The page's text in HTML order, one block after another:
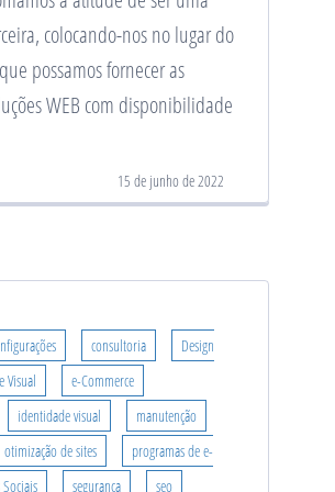
colocando-nos no lugar do
possamos fornecer as
WEB com disponibilidade
15 de junho de 2022
consultoria
Design
Visual
e-Commerce
identidade visual
manutenção
otimização de sites
programas de e-
Sociais segurança seo